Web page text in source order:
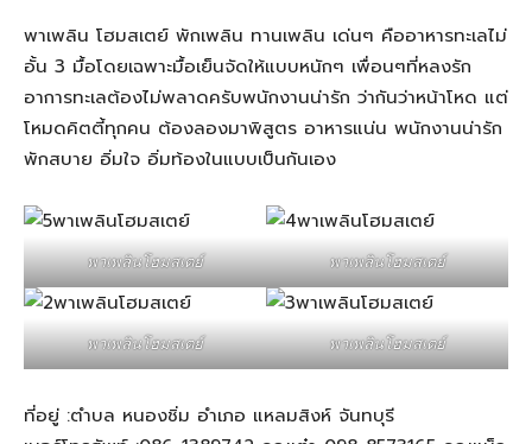
พาเพลิน โฮมสเตย์ พักเพลิน ทานเพลิน เด่นๆ คืออาหารทะเลไม่
อั้น 3 มื้อโดยเฉพาะมื้อเย็นจัดให้แบบหนักๆ เพื่อนๆที่หลงรัก
อาการทะเลต้องไม่พลาดครับพนักงานน่ารัก ว่ากันว่าหน้าโหด แต่
โหมดคิตตี้ทุกคน ต้องลองมาพิสูตร อาหารแน่น พนักงานน่ารัก
พักสบาย อิ่มใจ อิ่มท้องในแบบเป็นกันเอง
พาเพลินโฮมสเตย์ พาเพลินโฮมสเตย์
พาเพลินโฮมสเตย์ พาเพลินโฮมสเตย์
ที่อยู่ :ตำบล หนองชิ่ม อำเภอ แหลมสิงห์ จันทบุรี